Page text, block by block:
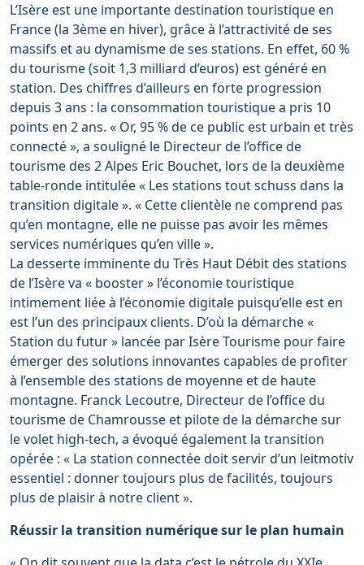
L’Isère est une importante destination touristique en
France (la 3ème en hiver), grâce à l’attractivité de ses
massifs et au dynamisme de ses stations. En effet, 60 %
du tourisme (soit 1,3 milliard d’euros) est généré en
station. Des chiffres d’ailleurs en forte progression
depuis 3 ans : la consommation touristique a pris 10
points en 2 ans. « Or, 95 % de ce public est urbain et très
connecté », a souligné le Directeur de l’office de
tourisme des 2 Alpes Eric Bouchet, lors de la deuxième
table-ronde intitulée « Les stations tout schuss dans la
transition digitale ». « Cette clientèle ne comprend pas
qu’en montagne, elle ne puisse pas avoir les mêmes
services numériques qu’en ville ».
La desserte imminente du Très Haut Débit des stations
de l’Isère va « booster » l’économie touristique
intimement liée à l’économie digitale puisqu’elle est en
est l’un des principaux clients. D’où la démarche «
Station du futur » lancée par Isère Tourisme pour faire
émerger des solutions innovantes capables de profiter
à l’ensemble des stations de moyenne et de haute
montagne. Franck Lecoutre, Directeur de l’office du
tourisme de Chamrousse et pilote de la démarche sur
le volet high-tech, a évoqué également la transition
opérée : « La station connectée doit servir d’un leitmotiv
essentiel : donner toujours plus de facilités, toujours
plus de plaisir à notre client ».
Réussir la transition numérique sur le plan humain